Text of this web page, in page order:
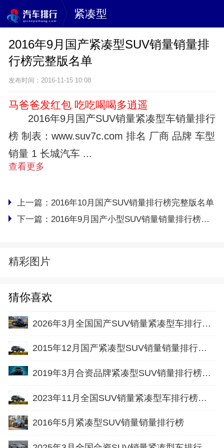
紧凑型
2016年9月国产紧凑型SUV销量销量排
行榜完整版名单
发布时间：2016-11-15 10:08
马爸爸发红包 吃吃喝喝多逍遥
2016年9月国产SUV销量紧凑型车销量排行
榜 制表：www.suv7c.com 排名 厂商 品牌 车型
销量 1 长城汽车 ...
查看更多
上一篇： 2016年10月国产SUV销量排行榜完整版名单
下一篇： 2016年9月国产小型SUV销量销量排行榜完整版名单
精彩图片
猜你喜欢
2026年3月全国国产SUV销量紧凑型车排行榜完整版(出口量
2015年12月国产紧凑型SUV销量销量排行榜完整版名单
2019年3月合资品牌紧凑型SUV销量排行榜完整版名单
2023年11月全国SUV销量紧凑型车排行榜完整版(出口量
2016年5月紧凑型SUV销量销量排行榜